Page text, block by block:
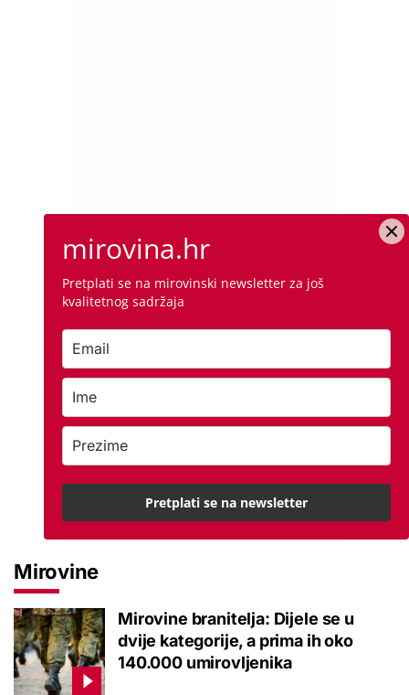
Mirovine
Mirovine branitelja: Dijele se u
dvije kategorije, a prima ih oko
140.000 umirovljenika
mirovina.hr
Pretplati se na mirovinski newsletter za još
kvalitetnog sadržaja
Pretplati se na newsletter